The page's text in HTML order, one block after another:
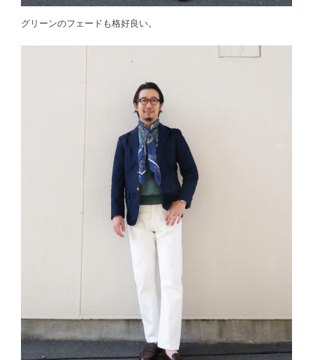
グリーンのフェードも格好良い。